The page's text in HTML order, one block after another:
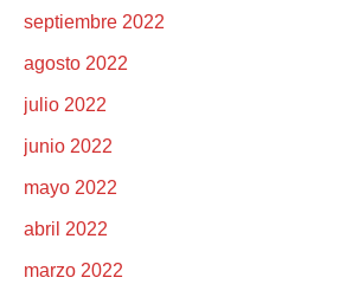
septiembre 2022
agosto 2022
julio 2022
junio 2022
mayo 2022
abril 2022
marzo 2022